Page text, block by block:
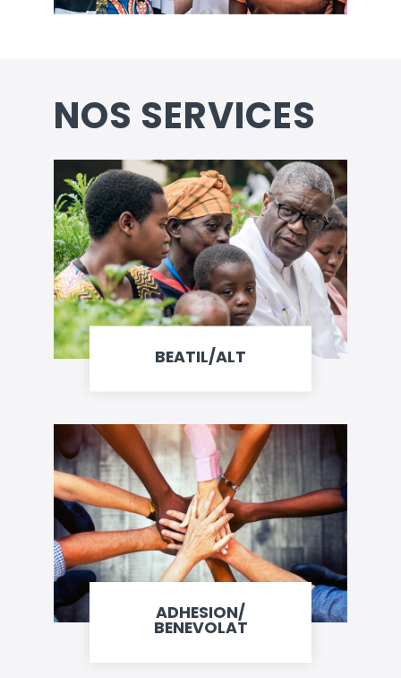
NOS SERVICES
BEATIL/ALT
ADHESION/
BENEVOLAT